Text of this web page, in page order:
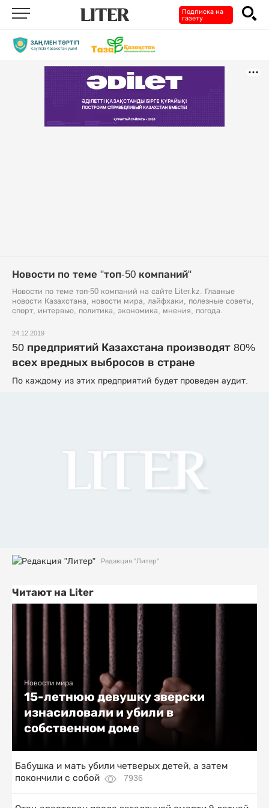
Подписка на
газету
Новости по теме "топ-50 компаний"
Новости по теме топ-50 компаний на сайте Liter.kz. Главные
новости Казахстана, новости мира, лайфхаки, полезные советы,
спорт, интервью, политика, экономика, мнения, погода.
24.12.2019
50 предприятий Казахстана производят 80%
всех вредных выбросов в стране
По каждому из этих предприятий будет проведен аудит.
Редакция "Литер"
Читают на Liter
Новости мира
15-летнюю девушку зверски
изнасиловали и убили в
собственном доме
Бабушка и мать убили четверых детей, а затем
покончили с собой
7936